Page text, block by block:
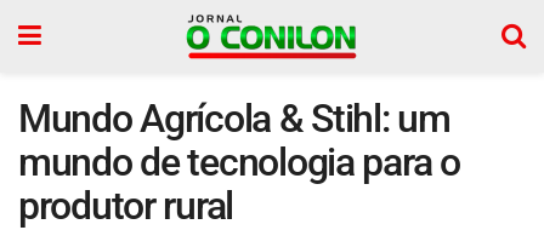
Mundo Agrícola & Stihl: um
mundo de tecnologia para o
produtor rural